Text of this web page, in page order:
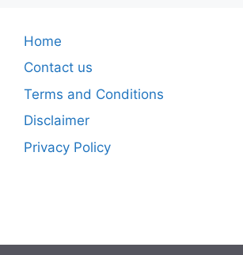
Home
Contact us
Terms and Conditions
Disclaimer
Privacy Policy